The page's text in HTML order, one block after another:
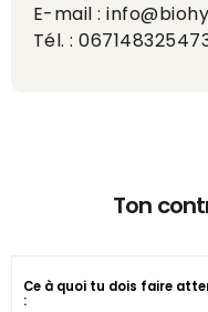
E-mail :
Tél. :
Ton
Ce à quoi tu dois faire
: